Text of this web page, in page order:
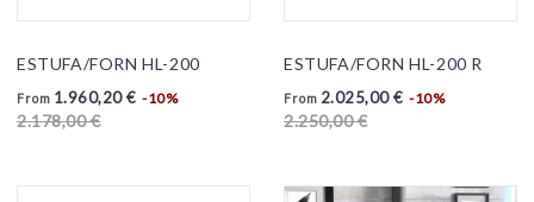
ESTUFA/FORN HL-200
From 1.960,20 € -10%
2.178,00 €
ESTUFA/FORN HL-200 R
From 2.025,00 € -10%
2.250,00 €